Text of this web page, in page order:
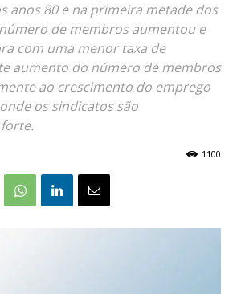
anos 80 e na primeira metade dos
de membros aumentou e
com uma menor taxa de
aumento do número de membros
ao crescimento do emprego
os sindicatos são
1100